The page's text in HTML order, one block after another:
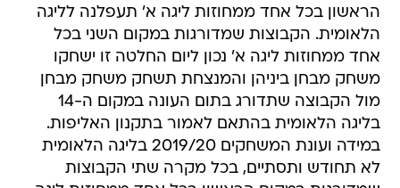
הראשון בכל אחד ממחוזות ליגה א' תעפלנה לליגה
הלאומית. הקבוצות שמדורגות במקום השני בכל
אחד ממחוזות ליגה א' נכון ליום החלטה זו ישחקו
משחק מבחן ביניהן והמנצחת תשחק משחק מבחן
מול הקבוצה שתדורג בתום העונה במקום ה-14
בליגה הלאומית בהתאם לאמור בתקנון האליפות.
במידה ועונת המשחקים 2019/20 בליגה הלאומית
לא תחודש ותסתיים, בכל מקרה שתי הקבוצות